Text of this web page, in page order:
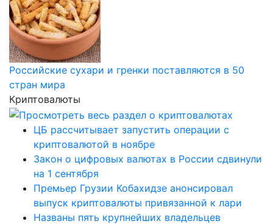
Российские сухари и гренки поставляются в 50
стран мира
Криптовалюты
ЦБ рассчитывает запустить операции с
криптовалютой в ноябре
Закон о цифровых валютах в России сдвинули
на 1 сентября
Премьер Грузии Кобахидзе анонсировал
выпуск криптовалюты привязанной к лари
Названы пять крупнейших владельцев